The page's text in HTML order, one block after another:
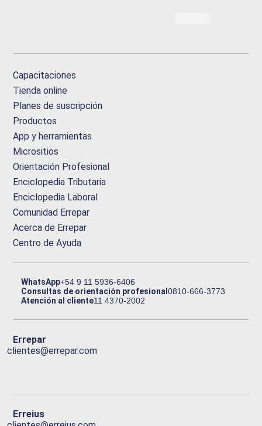
Capacitaciones
Tienda online
Planes de suscripción
Productos
App y herramientas
Micrositios
Orientación Profesional
Enciclopedia Tributaria
Enciclopedia Laboral
Comunidad Errepar
Acerca de Errepar
Centro de Ayuda
WhatsApp+54 9 11 5936-6406
Consultas de orientación profesional0810-666-3773
Atención al cliente11 4370-2002
Errepar
clientes@errepar.com
Erreius